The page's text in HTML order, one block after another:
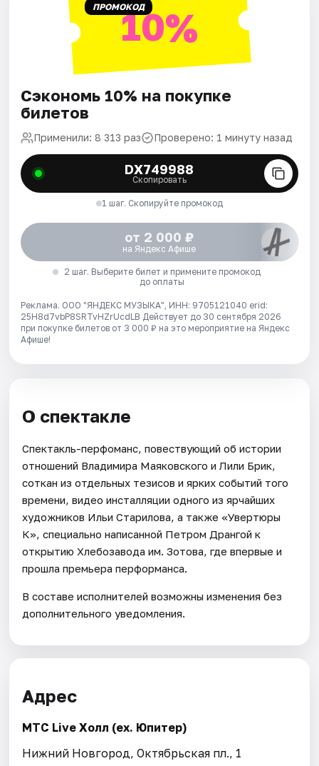
ПРОМОКОД10%
Сэкономь 10% на покупке
билетов
Применили: 8 313 раз Проверено: 1 минуту назад
DX749988
Скопировать
1 шаг. Скопируйте промокод
от 2 000 ₽
на Яндекс Афише
2 шаг. Выберите билет и примените промокод
до оплаты
Реклама. ООО "ЯНДЕКС МУЗЫКА", ИНН: 9705121040 erid:
25H8d7vbP8SRTvHZrUcdLB Действует до 30 сентября 2026
при покупке билетов от 3 000 ₽ на это мероприятие на Яндекс
Афише!
О спектакле
Спектакль-перфоманс, повествующий об истории
отношений Владимира Маяковского и Лили Брик,
соткан из отдельных тезисов и ярких событий того
времени, видео инсталляции одного из ярчайших
художников Ильи Старилова, а также «Увертюры
К», специально написанной Петром Дрангой к
открытию Хлебозавода им. Зотова, где впервые и
прошла премьера перформанса.
В составе исполнителей возможны изменения без
дополнительного уведомления.
Адрес
МТС Live Холл (ex. Юпитер)
Нижний Новгород, Октябрьская пл., 1